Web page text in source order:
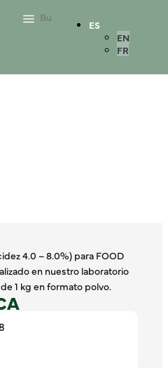
ES
EN
FR
4.0 – 8.0%) para FOOD
en nuestro laboratorio
1 kg en formato polvo.